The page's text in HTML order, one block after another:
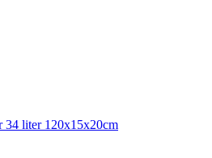
34 liter 120x15x20cm